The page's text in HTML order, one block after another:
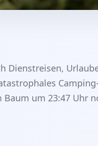
Dienstreisen,
um 23:47 Uhr